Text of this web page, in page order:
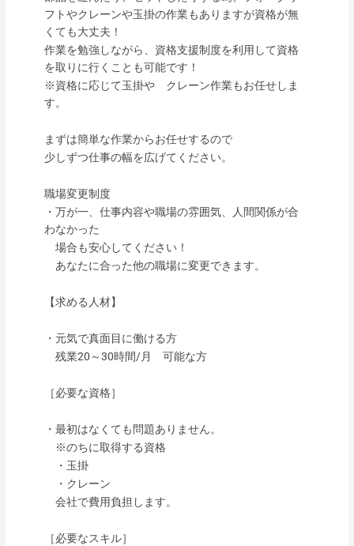
フトやクレーンや玉掛の作業もありますが資格が無
くても大丈夫！
作業を勉強しながら、資格支援制度を利用して資格
を取りに行くことも可能です！
※資格に応じて玉掛や クレーン作業もお任せしま
す。
まずは簡単な作業からお任せするので
少しずつ仕事の幅を広げてください。
職場変更制度
・万が一、仕事内容や職場の雰囲気、人間関係が合
わなかった
場合も安心してください！
あなたに合った他の職場に変更できます。
【求める人材】
・元気で真面目に働ける方
残業20～30時間/月 可能な方
［必要な資格］
・最初はなくても問題ありません。
※のちに取得する資格
・玉掛
・クレーン
会社で費用負担します。
［必要なスキル］